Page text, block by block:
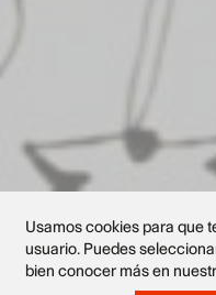
Usamos cookies para que
usuario. Puedes
bien conocer más en